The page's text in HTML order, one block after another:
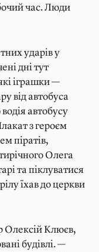
час. Люди
ударів у
дні тут
іграшки —
від автобуса
автобусу
з героєм
піратів,
Олега
та піклуватися
їхав до церкви
Олексій Клюєв,
будівлі. —